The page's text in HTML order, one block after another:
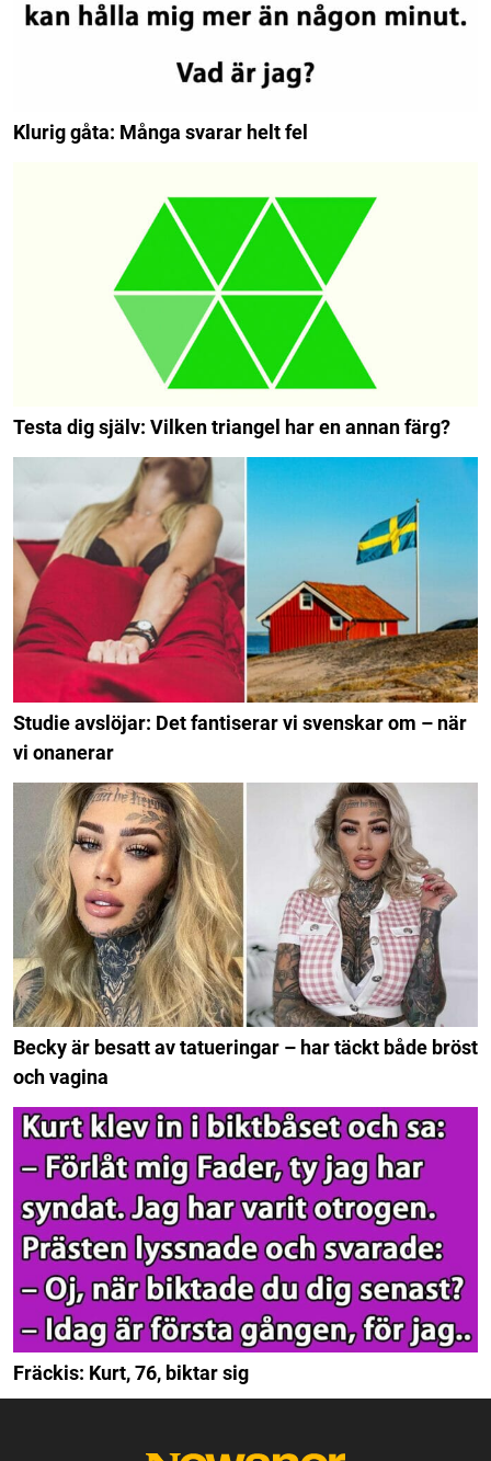
Klurig gåta: Många svarar helt fel
Testa dig själv: Vilken triangel har en annan färg?
Studie avslöjar: Det fantiserar vi svenskar om – när
vi onanerar
Becky är besatt av tatueringar – har täckt både bröst
och vagina
Fräckis: Kurt, 76, biktar sig